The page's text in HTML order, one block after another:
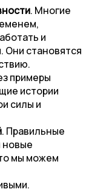
. Многие
и
Они становятся
примеры
истории
силы и
. Правильные
новые
мы можем